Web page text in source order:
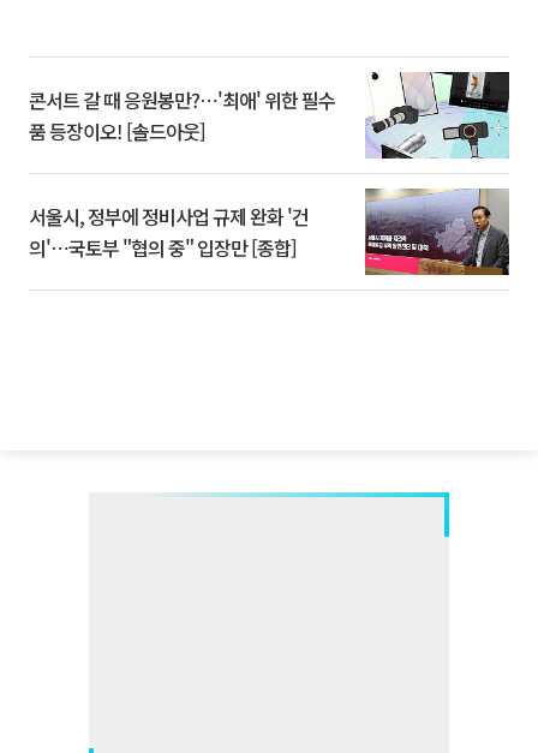
콘서트 갈 때 응원봉만?⋯'최애' 위한 필수
품 등장이오! [솔드아웃]
서울시, 정부에 정비사업 규제 완화 '건
의'⋯국토부 "협의 중" 입장만 [종합]